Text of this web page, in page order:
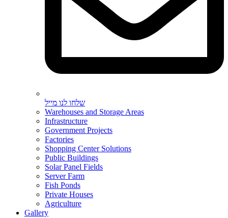
שלחו לנו מייל
Warehouses and Storage Areas
Infrastructure
Government Projects
Factories
Shopping Center Solutions
Public Buildings
Solar Panel Fields
Server Farm
Fish Ponds
Private Houses
Agriculture
Gallery